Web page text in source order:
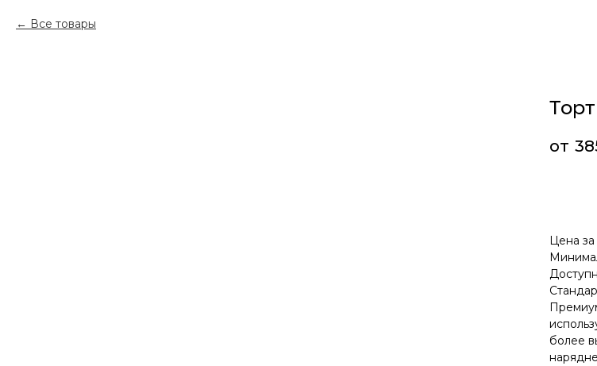
Все товары
Цена за
более